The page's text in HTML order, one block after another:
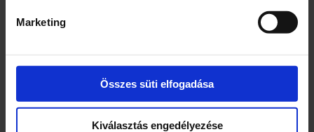
Marketing
Összes süti elfogadása
Kiválasztás engedélyezése
Étkezési só